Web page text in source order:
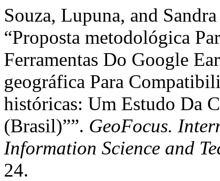
Souza, Lupuna, and
“Proposta metodológica
Ferramentas Do Google
geográfica Para
históricas: Um Estudo Da
(Brasil)””. GeoFocus.
Information Science and
24.